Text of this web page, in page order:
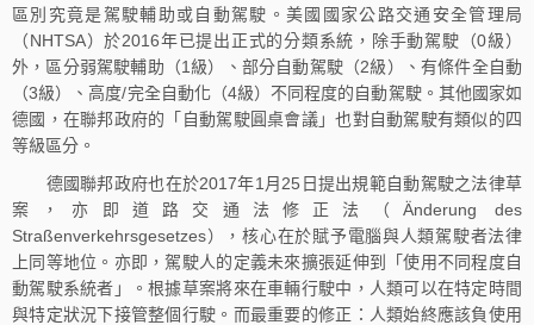
區別究竟是駕駛輔助或自動駕駛。美國國家公路交通安全管理局
（NHTSA）於2016年已提出正式的分類系統，除手動駕駛（0級）
外，區分弱駕駛輔助（1級）、部分自動駕駛（2級）、有條件全自動
（3級）、高度/完全自動化（4級）不同程度的自動駕駛。其他國家如
德國，在聯邦政府的「自動駕駛圓桌會議」也對自動駕駛有類似的四
等級區分。
德國聯邦政府也在於2017年1月25日提出規範自動駕駛之法律草
案，亦即道路交通法修正法（Änderung des
Straßenverkehrsgesetzes），核心在於賦予電腦與人類駕駛者法律
上同等地位。亦即，駕駛人的定義未來擴張延伸到「使用不同程度自
動駕駛系統者」。根據草案將來在車輛行駛中，人類可以在特定時間
與特定狀況下接管整個行駛。而最重要的修正：人類始終應該負使用